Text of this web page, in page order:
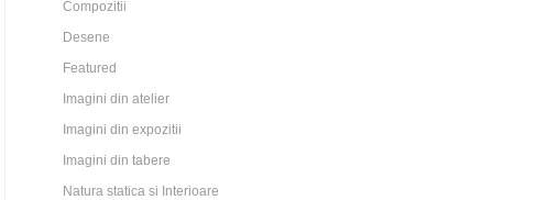
Compozitii
Desene
Featured
Imagini din atelier
Imagini din expozitii
Imagini din tabere
Natura statica si Interioare